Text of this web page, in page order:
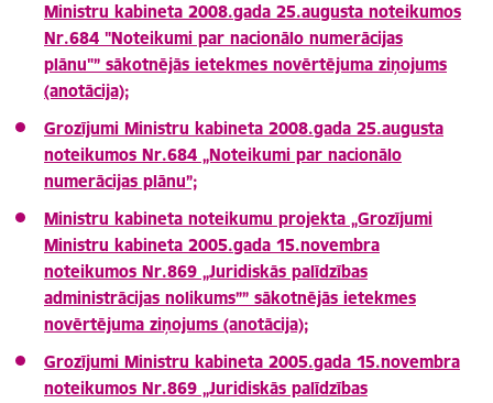
Ministru kabineta 2008.gada 25.augusta noteikumos
Nr.684 "Noteikumi par nacionālo numerācijas
plānu"” sākotnējās ietekmes novērtējuma ziņojums
(anotācija);
Grozījumi Ministru kabineta 2008.gada 25.augusta
noteikumos Nr.684 „Noteikumi par nacionālo
numerācijas plānu”;
Ministru kabineta noteikumu projekta „Grozījumi
Ministru kabineta 2005.gada 15.novembra
noteikumos Nr.869 „Juridiskās palīdzības
administrācijas nolikums”” sākotnējās ietekmes
novērtējuma ziņojums (anotācija);
Grozījumi Ministru kabineta 2005.gada 15.novembra
noteikumos Nr.869 „Juridiskās palīdzības